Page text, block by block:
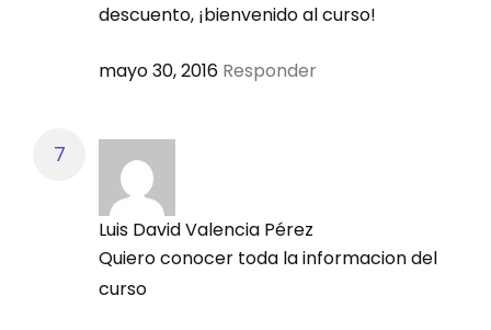
descuento, ¡bienvenido al curso!
mayo 30, 2016 Responder
Luis David Valencia Pérez
Quiero conocer toda la informacion del
curso